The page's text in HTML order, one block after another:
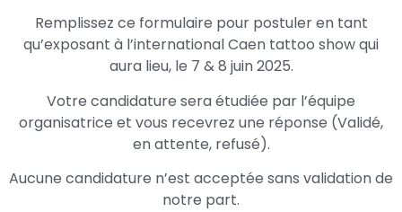
Remplissez ce formulaire pour postuler en tant
qu’exposant à l’international Caen tattoo show qui
aura lieu, le 7 & 8 juin 2025.
Votre candidature sera étudiée par l’équipe
organisatrice et vous recevrez une réponse (Validé,
en attente, refusé).
Aucune candidature n’est acceptée sans validation de
notre part.